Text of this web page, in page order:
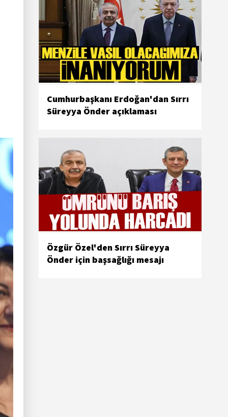
Cumhurbaşkanı Erdoğan'dan Sırrı
Süreyya Önder açıklaması
Özgür Özel'den Sırrı Süreyya
Önder için başsağlığı mesajı